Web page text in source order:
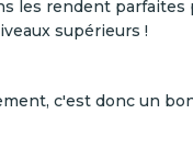
les rendent parfaites
supérieurs !
c'est donc un